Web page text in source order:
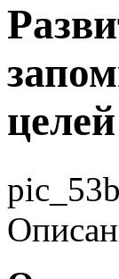
целей